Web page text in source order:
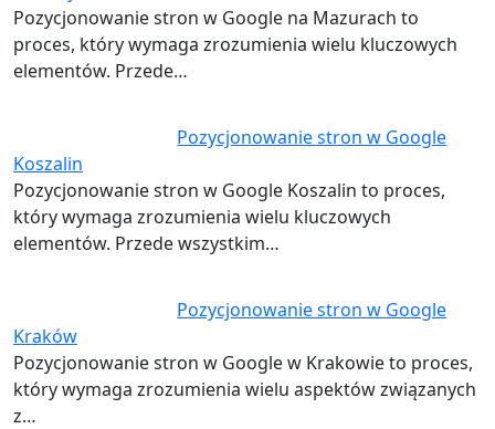
Pozycjonowanie stron w Google na Mazurach to
proces, który wymaga zrozumienia wielu kluczowych
elementów. Przede…
Pozycjonowanie stron w Google
Koszalin
Pozycjonowanie stron w Google Koszalin to proces,
który wymaga zrozumienia wielu kluczowych
elementów. Przede wszystkim…
Pozycjonowanie stron w Google
Kraków
Pozycjonowanie stron w Google w Krakowie to proces,
który wymaga zrozumienia wielu aspektów związanych
z…